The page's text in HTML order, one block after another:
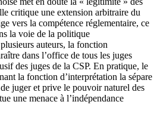
critique une extension arbitraire du
vers la compétence réglementaire, ce
la voie de la politique
auteurs, la fonction
dans l’office de tous les juges
des juges de la CSP. En pratique, le
la fonction d’interprétation la sépare
juger et prive le pouvoir naturel des
une menace à l’indépendance